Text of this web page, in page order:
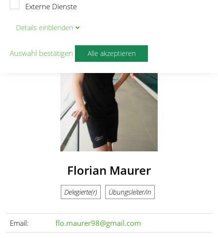
Externe Dienste
Details einblenden
Auswahl bestätigen Alle akzeptieren
Florian Maurer
Delegierte(r) Übungsleiter/in
Email: flo.maurer98@gmail.com